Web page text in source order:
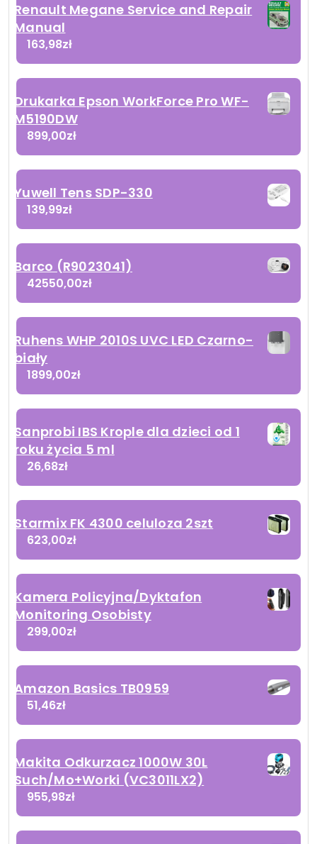
Renault Megane Service and Repair
Manual
163,98zł
Drukarka Epson WorkForce Pro WF-
M5190DW
899,00zł
Yuwell Tens SDP-330
139,99zł
Barco (R9023041)
42550,00zł
Ruhens WHP 2010S UVC LED Czarno-
biały
1899,00zł
Sanprobi IBS Krople dla dzieci od 1
roku życia 5 ml
26,68zł
Starmix FK 4300 celuloza 2szt
623,00zł
Kamera Policyjna/Dyktafon
Monitoring Osobisty
299,00zł
Amazon Basics TB0959
51,46zł
Makita Odkurzacz 1000W 30L
Such/Mo+Worki (VC3011LX2)
955,98zł